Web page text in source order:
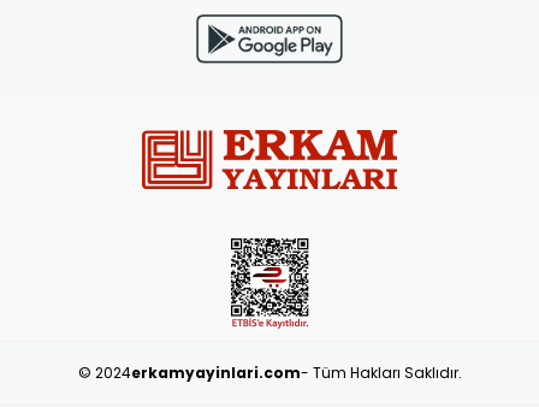
© 2024erkamyayinlari.com- Tüm Hakları Saklıdır.